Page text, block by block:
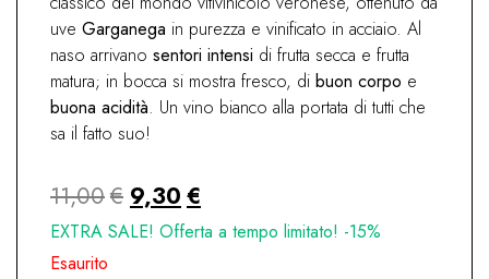
uve Garganega in purezza e vinificato in acciaio. Al
naso arrivano sentori intensi di frutta secca e frutta
matura; in bocca si mostra fresco, di buon corpo e
buona acidità. Un vino bianco alla portata di tutti che
sa il fatto suo!
11,00€ Il
prezzo
9,30 €
prezzo
EXTRA SALE! Offerta a tempo limitato! -15%
Esaurito